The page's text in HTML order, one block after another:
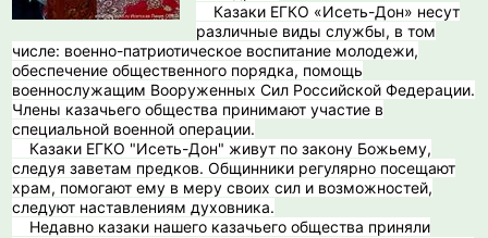
Казаки ЕГКО «Исеть-Дон» несут
различные виды службы, в том
числе: военно-патриотическое воспитание молодежи,
обеспечение общественного порядка, помощь
военнослужащим Вооруженных Сил Российской Федерации.
Члены казачьего общества принимают участие в
специальной военной операции.
Казаки ЕГКО "Исеть-Дон" живут по закону Божьему,
следуя заветам предков. Общинники регулярно посещают
храм, помогают ему в меру своих сил и возможностей,
следуют наставлениям духовника.
️ Недавно казаки нашего казачьего общества приняли